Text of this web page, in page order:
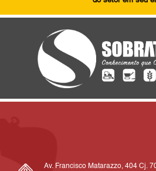
Av. Francisco Matarazzo, 404 Cj.